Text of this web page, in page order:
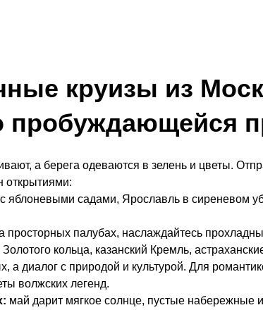
круизы из
пробуждающейся
а берега одеваются в зелень и цветы.
открытиями:
с яблоневыми садами, Ярославль в сиреневом
просторных палубах, наслаждайтесь
Золотого кольца, казанский Кремль,
а диалог с природой и культурой. Для
волжских легенд.
май дарит мягкое солнце, пустые